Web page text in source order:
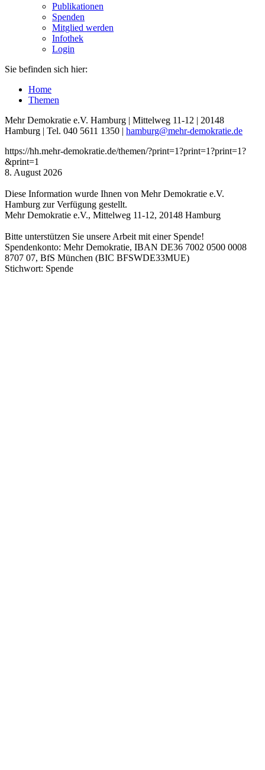
Publikationen
Spenden
Mitglied werden
Infothek
Login
Sie befinden sich hier:
Home
Themen
Mehr Demokratie e.V. Hamburg | Mittelweg 11-12 | 20148
Hamburg | Tel. 040 5611 1350 | hamburg@mehr-demokratie.de
https://hh.mehr-demokratie.de/themen/?print=1?print=1?print=1?
&print=1
8. August 2026
Diese Information wurde Ihnen von Mehr Demokratie e.V.
Hamburg zur Verfügung gestellt.
Mehr Demokratie e.V., Mittelweg 11-12, 20148 Hamburg
Bitte unterstützen Sie unsere Arbeit mit einer Spende!
Spendenkonto: Mehr Demokratie, IBAN DE36 7002 0500 0008
8707 07, BfS München (BIC BFSWDE33MUE)
Stichwort: Spende